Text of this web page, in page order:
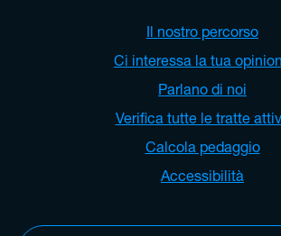
Il nostro percorso
Ci interessa la tua
Parlano di noi
Verifica tutte le tratte
Calcola pedaggio
Accessibilità